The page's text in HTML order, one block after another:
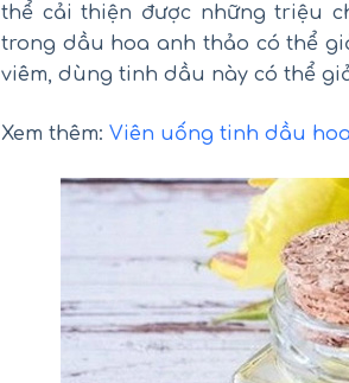
thể cải thiện được những triệu
trong dầu hoa anh thảo có thể
viêm, dùng tinh dầu này có thể
Xem thêm: Viên uống tinh dầu hoa